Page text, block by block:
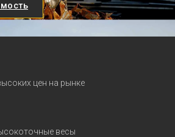
цен на рынке
весы